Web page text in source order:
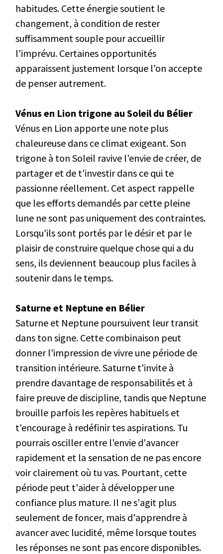
habitudes. Cette énergie soutient le
changement, à condition de rester
suffisamment souple pour accueillir
l'imprévu. Certaines opportunités
apparaissent justement lorsque l'on accepte
de penser autrement.
Vénus en Lion trigone au Soleil du Bélier
Vénus en Lion apporte une note plus
chaleureuse dans ce climat exigeant. Son
trigone à ton Soleil ravive l'envie de créer, de
partager et de t'investir dans ce qui te
passionne réellement. Cet aspect rappelle
que les efforts demandés par cette pleine
lune ne sont pas uniquement des contraintes.
Lorsqu'ils sont portés par le désir et par le
plaisir de construire quelque chose qui a du
sens, ils deviennent beaucoup plus faciles à
soutenir dans le temps.
Saturne et Neptune en Bélier
Saturne et Neptune poursuivent leur transit
dans ton signe. Cette combinaison peut
donner l'impression de vivre une période de
transition intérieure. Saturne t'invite à
prendre davantage de responsabilités et à
faire preuve de discipline, tandis que Neptune
brouille parfois les repères habituels et
t'encourage à redéfinir tes aspirations. Tu
pourrais osciller entre l'envie d'avancer
rapidement et la sensation de ne pas encore
voir clairement où tu vas. Pourtant, cette
période peut t'aider à développer une
confiance plus mature. Il ne s'agit plus
seulement de foncer, mais d'apprendre à
avancer avec lucidité, même lorsque toutes
les réponses ne sont pas encore disponibles.